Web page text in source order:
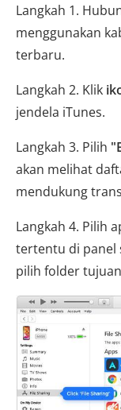
Langkah 1.
menggunakan
terbaru.
Langkah 2. Klik
jendela iTunes.
Langkah 3. Pilih
akan melihat
mendukung
Langkah 4. Pilih
tertentu di panel
pilih folder